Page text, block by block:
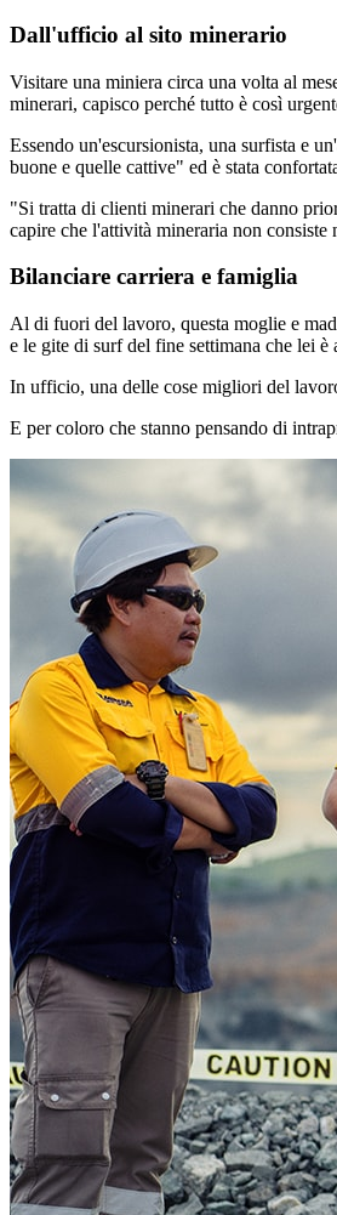
Dall'ufficio al sito minerario
Visitare una miniera circa una volta al
minerari, capisco perché tutto è così
Essendo un'escursionista, una surfista e
buone e quelle cattive" ed è stata
"Si tratta di clienti minerari che danno
capire che l'attività mineraria non
Bilanciare carriera e famiglia
Al di fuori del lavoro, questa moglie e
e le gite di surf del fine settimana che lei è
In ufficio, una delle cose migliori del
E per coloro che stanno pensando di